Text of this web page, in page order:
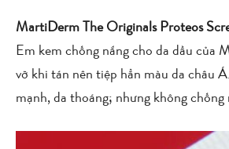
MartiDerm The Originals Proteos
Em kem chống nắng cho da dầu của
vỡ khi tán nên tiệp hẳn màu da châu
mạnh, da thoáng; nhưng không